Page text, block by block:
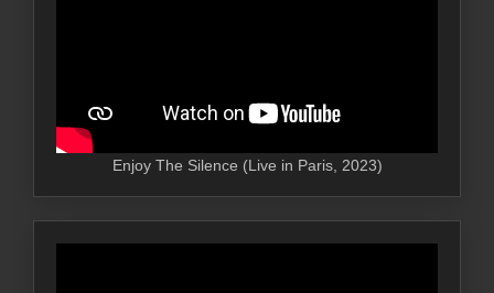
Enjoy The Silence (Live in Paris, 2023)